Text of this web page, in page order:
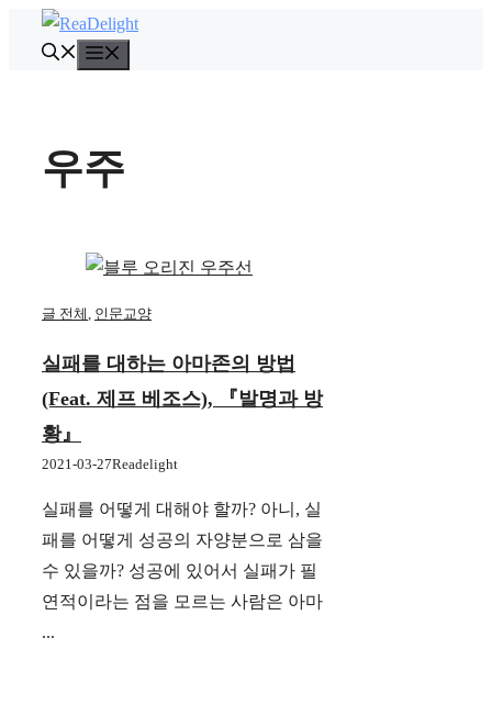
뉴
우주
글 전체, 인문교양
실패를 대하는 아마존의 방법
(feat. 제프 베조스), 『발명과 방
황』
2021-03-27Readelight
실패를 어떻게 대해야 할까? 아니, 실
패를 어떻게 성공의 자양분으로 삼을
수 있을까? 성공에 있어서 실패가 필
연적이라는 점을 모르는 사람은 아마
...